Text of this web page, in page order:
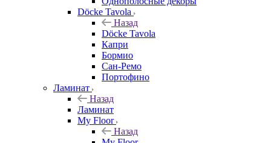
Döcke Tavola
Назад
Döcke Tavola
Капри
Бормио
Сан-Ремо
Портофино
Ламинат
Назад
Ламинат
My Floor
Назад